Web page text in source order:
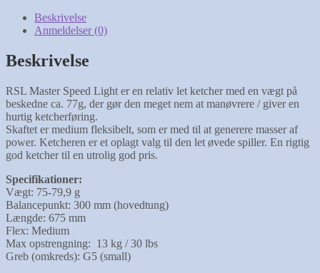
Beskrivelse
Anmeldelser (0)
Beskrivelse
RSL Master Speed Light er en relativ let ketcher med en vægt på
beskedne ca. 77g, der gør den meget nem at manøvrere / giver en
hurtig ketcherføring.
Skaftet er medium fleksibelt, som er med til at generere masser af
power. Ketcheren er et oplagt valg til den let øvede spiller. En rigtig
god ketcher til en utrolig god pris.
Specifikationer:
Vægt: 75-79,9 g
Balancepunkt: 300 mm (hovedtung)
Længde: 675 mm
Flex: Medium
Max opstrengning: 13 kg / 30 lbs
Greb (omkreds): G5 (small)